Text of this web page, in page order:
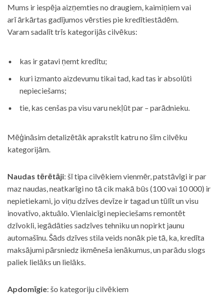
Mums ir iespēja aizņemties no draugiem, kaimiņiem vai
arī ārkārtas gadījumos vērsties pie kredītiestādēm.
Varam sadalīt trīs kategorijās cilvēkus:
kas ir gatavi ņemt kredītu;
kuri izmanto aizdevumu tikai tad, kad tas ir absolūti
nepieciešams;
tie, kas cenšas pa visu varu nekļūt par – parādnieku.
Mēģināsim detalizētāk aprakstīt katru no šīm cilvēku
kategorijām.
Naudas tērētāji: šī tipa cilvēkiem vienmēr, patstāvīgi ir par
maz naudas, neatkarīgi no tā cik makā būs (100 vai 10 000) ir
nepietiekami, jo viņu dzīves devīze ir tagad un tūlīt un visu
inovatīvo, aktuālo. Vienlaicīgi nepieciešams remontēt
dzīvokli, iegādāties sadzīves tehniku un nopirkt jaunu
automašīnu. Šāds dzīves stila veids nonāk pie tā, ka, kredīta
maksājumi pārsniedz ikmēneša ienākumus, un parādu slogs
paliek lielāks un lielāks.
Apdomīgie: šo kategoriju cilvēkiem